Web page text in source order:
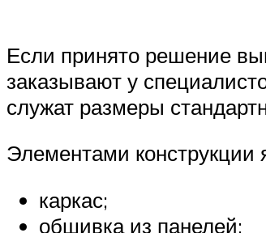
Если принято решение
заказывают у
служат размеры
Элементами конструкции
каркас;
обшивка из панелей;